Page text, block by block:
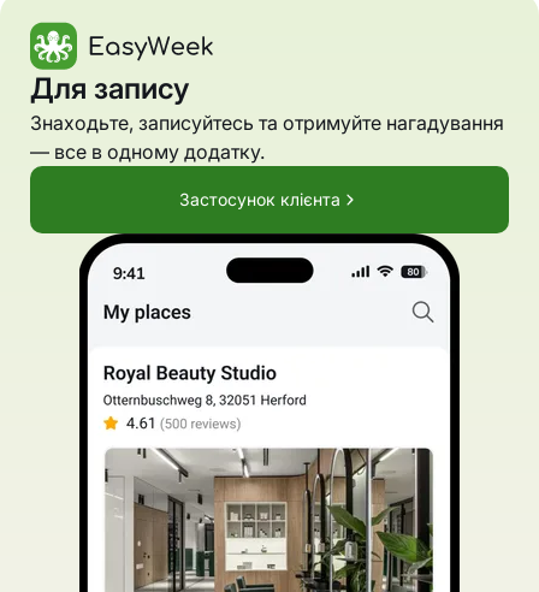
Для запису
Знаходьте, записуйтесь та отримуйте нагадування
— все в одному додатку.
Застосунок клієнта